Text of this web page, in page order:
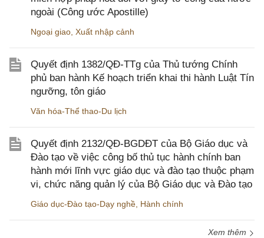
ngoài (Công ước Apostille)
Ngoại giao, Xuất nhập cảnh
Quyết định 1382/QĐ-TTg của Thủ tướng Chính
phủ ban hành Kế hoạch triển khai thi hành Luật Tín
ngưỡng, tôn giáo
Văn hóa-Thể thao-Du lịch
Quyết định 2132/QĐ-BGDĐT của Bộ Giáo dục và
Đào tạo về việc công bố thủ tục hành chính ban
hành mới lĩnh vực giáo dục và đào tạo thuộc phạm
vi, chức năng quản lý của Bộ Giáo dục và Đào tạo
Giáo dục-Đào tạo-Dạy nghề, Hành chính
Xem thêm